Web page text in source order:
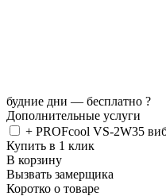
будние дни — бесплатно ?
Дополнительные услуги
+ PROFcool VS-2W35
Купить в 1 клик
В корзину
Вызвать замерщика
Коротко о товаре